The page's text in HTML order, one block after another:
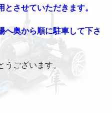
させていただきます。
へ奥から順に駐車して下さ
ございます。